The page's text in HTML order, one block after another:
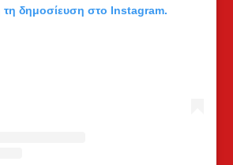
τη δημοσίευση στο Instagram.